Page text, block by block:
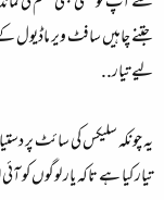
جتنے چاہیں سافٹ ویر ماڈیول
لیے تیار..
یہ چونکہ سلیکس کی سائٹ پر
تیار کیا ہے تاکہ یار لوگوں